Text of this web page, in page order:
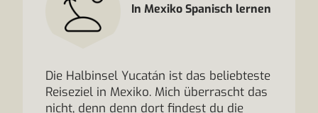
In Mexiko Spanisch lernen
Die Halbinsel Yucatán ist das beliebteste
Reiseziel in Mexiko. Mich überrascht das
nicht, denn denn dort findest du die